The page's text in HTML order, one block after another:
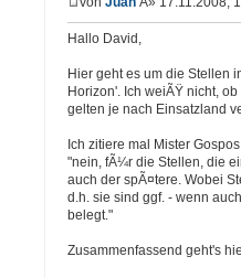
Hallo David,
Hier geht es um die Stellen
Horizon'. Ich weiÃŸ nicht,
gelten je nach Einsatzland
Ich zitiere mal Mister
"nein, fÃ¼r die Stellen, die
auch der spÃ¤tere. Wobei
d.h. sie sind ggf. - wenn
belegt."
Zusammenfassend geht's